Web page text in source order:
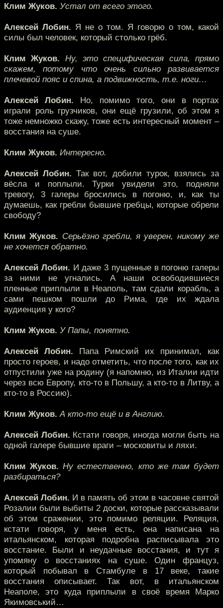
Клим Жуков. Устал от всего этого.
Алексей Лобин. Я не о том. Я говорю о том, какой
силы был человек, который столько грёб.
Клим Жуков. Ну, это специфическая сила, прямо
скажем, потому что очень сильно развивается
плечевой пояс и спина, а подвижность, т.е. ноги…
Алексей Лобин. Но, помимо того, они в портах
играли роль грузчиков, они ещё грузили, об этом я
тоже немножко скажу, тоже есть интересный момент –
восстания на суше.
Клим Жуков. Интересно.
Алексей Лобин. Так вот, добили турок, взялись за
вёсла и поплыли. Турки увидели это, подняли
тревогу, 3 галеры бросились в погоню, и, как ты
думаешь, как гребли бывшие гребцы, которые обрели
свободу?
Клим Жуков. Серьёзно гребли, я уверен, никому же
не хочется обратно.
Алексей Лобин. И даже 3 пущенные в погоню галеры
за ними не угнались. А наши освободившиеся
пленные приплыли в Неаполь, там сдали корабль, а
сами пешком пошли до Рима, где их ждала
аудиенция у кого?
Клим Жуков. У Папы, понятно.
Алексей Лобин. Папа Римский их принимал, как
просто героев, и надо отметить, что после того, как их
отпустили уже на родину (я напомню, из Италии идти
через всю Европу, кто-то в Польшу, а кто-то в Литву, а
кто-то в Россию).
Клим Жуков. А кто-то ещё и в Англию.
Алексей Лобин. Кстати говоря, иногда могли быть на
одной галере бывшие враги – московиты и ляхи.
Клим Жуков. Ну естественно, кто же там будет
разбираться?
Алексей Лобин. И в память об этом в часовне святой
Розалии были выбиты 2 доски, которые рассказывали
об этом сражении, это помимо реляции. Реляция,
кстати говоря, у меня есть, она написана на
итальянском, которая подробна расписывала это
восстание. Были и неудачные восстания, и тут я
упомяну о восстаниях на суше. Один француз,
который побывал в Стамбуле в 17 веке, такие
восстания описывает. Так вот, в итальянском
Неаполе, это куда приплыли в своё время Марко
Якимовський…